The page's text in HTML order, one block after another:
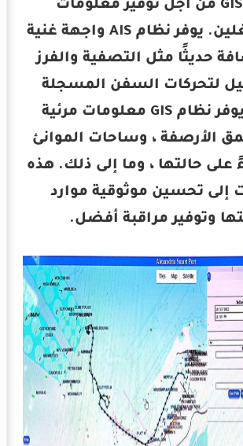
أنظمة AIS و GIS من أجل توفير معلومات
كاملة للمشغلين. يوفر نظام AIS واجهة غنية
حديثًا مثل التصفية والفرز
لتحركات السفن المسجلة
مسبقًا. كما يوفر نظام GIS معلومات مرئية
الأرصفة ، وساحات الموانئ
على حالتها ، وما إلى ذلك. هذه
إلى تحسين موثوقية موارد
وتوفير مراقبة أفضل.